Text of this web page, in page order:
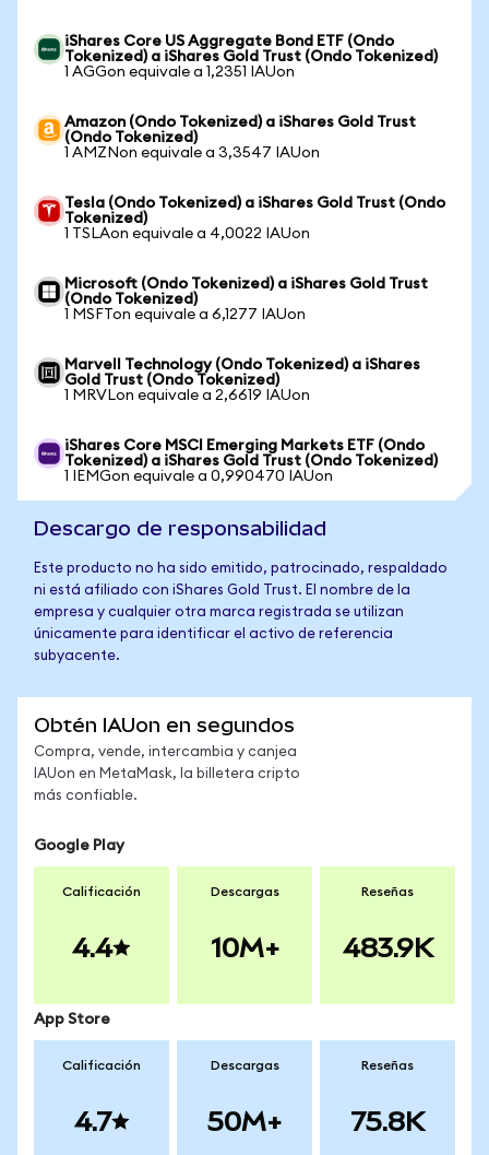
iShares Core US Aggregate Bond ETF (Ondo
Tokenized) a iShares Gold Trust (Ondo Tokenized)
1 AGGon equivale a 1,2351 IAUon
Amazon (Ondo Tokenized) a iShares Gold Trust
(Ondo Tokenized)
1 AMZNon equivale a 3,3547 IAUon
Tesla (Ondo Tokenized) a iShares Gold Trust (Ondo
Tokenized)
1 TSLAon equivale a 4,0022 IAUon
Microsoft (Ondo Tokenized) a iShares Gold Trust
(Ondo Tokenized)
1 MSFTon equivale a 6,1277 IAUon
Marvell Technology (Ondo Tokenized) a iShares
Gold Trust (Ondo Tokenized)
1 MRVLon equivale a 2,6619 IAUon
iShares Core MSCI Emerging Markets ETF (Ondo
Tokenized) a iShares Gold Trust (Ondo Tokenized)
1 IEMGon equivale a 0,990470 IAUon
Descargo de responsabilidad
Este producto no ha sido emitido, patrocinado, respaldado
ni está afiliado con iShares Gold Trust. El nombre de la
empresa y cualquier otra marca registrada se utilizan
únicamente para identificar el activo de referencia
subyacente.
Obtén IAUon en segundos
Compra, vende, intercambia y canjea
IAUon en MetaMask, la billetera cripto
más confiable.
Google Play
Calificación
4.4
Descargas
10M+
Reseñas
483.9K
App Store
Calificación
4.7
Descargas
50M+
Reseñas
75.8K